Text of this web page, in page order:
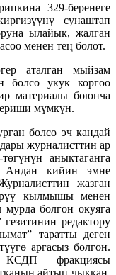
329-беренеге
сунаштап
ылайык, жалган
менен тең болот.
аталган мыйзам
болсо укук коргоо
материалы боюнча
мүмкүн.
болсо эч кандай
журналисттин ар
аныктаганга
Андан кийин эмне
жазган
кылмышы менен
болгон окуяга
редактору
таратты деген
аргасыз болгон.
КСДП фракциясы
айтып чыккан.